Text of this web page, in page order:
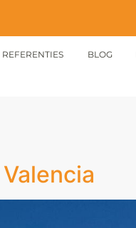
REFERENTIES BLOG